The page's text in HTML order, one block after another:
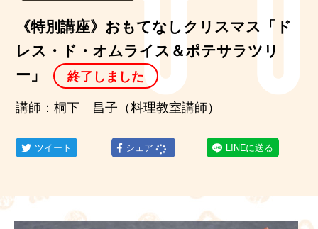
《特別講座》おもてなしクリスマス「ド
レス・ド・オムライス＆ポテサラツリ
ー」
終了しました
講師：桐下 昌子（料理教室講師）
ツイート シェア LINEに送る